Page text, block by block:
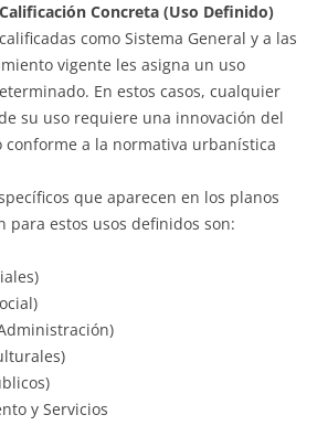
Concreta (Uso Definido)
como Sistema General y a las
vigente les asigna un uso
En estos casos, cualquier
su uso requiere una innovación del
conforme a la normativa urbanística
que aparecen en los planos
para estos usos definidos son:
y Servicios